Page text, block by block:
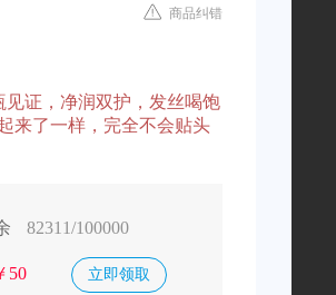
商品纠错
见证，净润双护，发丝喝饱
来了一样，完全不会贴头
82311/100000
50 立即领取